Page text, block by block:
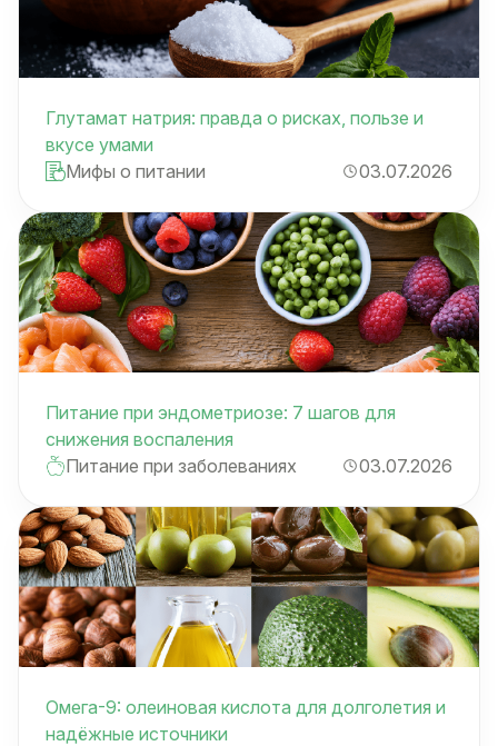
Глутамат натрия: правда о рисках, пользе и
вкусе умами
Мифы о питании
03.07.2026
Питание при эндометриозе: 7 шагов для
снижения воспаления
Питание при заболеваниях
03.07.2026
Омега-9: олеиновая кислота для долголетия и
надёжные источники